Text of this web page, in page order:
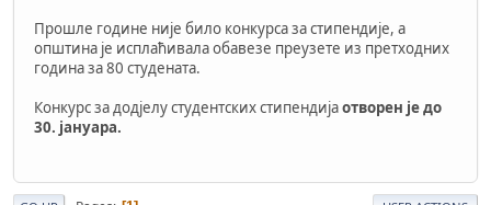
Прошле године није било конкурса за стипендије, а
општина је исплаћивала обавезе преузете из претходних
година за 80 студената.
Конкурс за додјелу студентских стипендијаотворен је до
30. јануара.